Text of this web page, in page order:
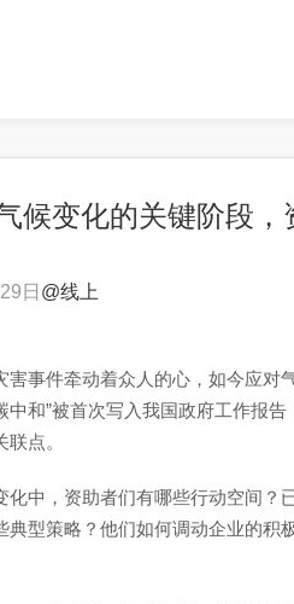
候变化的关键阶段
日 @线上
害事件牵动着众人的心，如今应对
碳中和”被首次写入我国政府工作报
点。
化中，资助者们有哪些行动空间？
典型策略？他们如何调动企业的积